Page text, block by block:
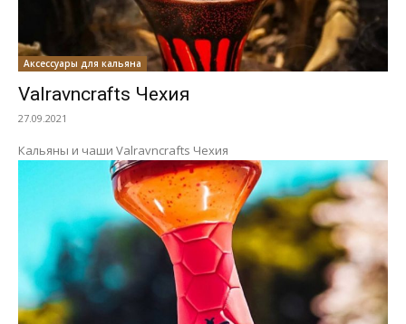
Аксессуары для кальяна
Valravncrafts Чехия
27.09.2021
Кальяны и чаши Valravncrafts Чехия